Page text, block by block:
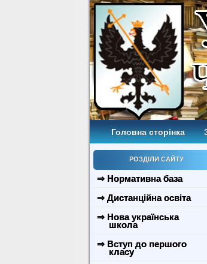
Головна сторінка
РОЗДІЛИ САЙТУ
⇒ Нормативна база
⇒ Дистанційна освіта
⇒ Нова українська
школа
⇒ Вступ до першого
класу